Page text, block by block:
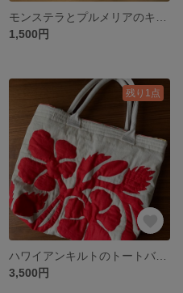
1,500円
残り1点
3,500円